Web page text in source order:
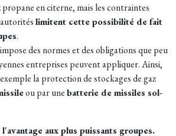
propane en citerne, mais les contraintes
limitent cette possibilité de fait
.
des normes et des obligations que peu
entreprises peuvent appliquer. Ainsi,
la protection de stockages de gaz
ou par unebatterie de missiles sol-
aux plus puissants groupes.